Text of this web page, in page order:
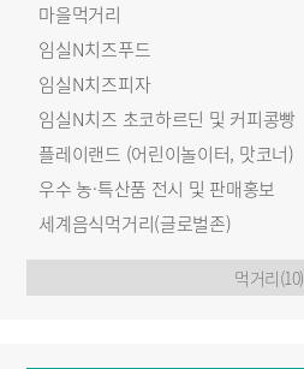
마을먹거리
임실N치즈푸드
임실N치즈피자
임실N치즈 초코하르딘 및 커피콩빵
플레이랜드 (어린이놀이터, 맛코너)
우수 농·특산품 전시 및 판매홍보
세계음식먹거리(글로벌존)
먹거리(10)